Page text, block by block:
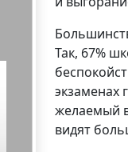
Так, 67%
экзаменах
желаемый
видят